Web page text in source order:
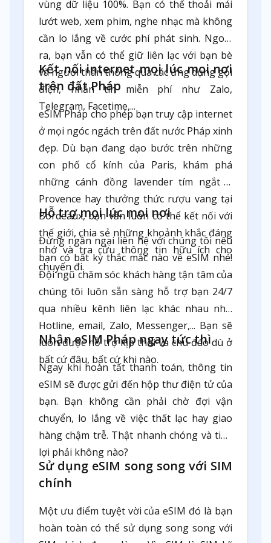
vùng dữ liệu 100%. Bạn có thể thoải mái
lướt web, xem phim, nghe nhạc mà không
cần lo lắng về cước phí phát sinh. Ngoài
ra, bạn vẫn có thể giữ liên lạc với bạn bè
và người thân thông qua các ứng dụng gọi
điện, nhắn tin miễn phí như Zalo,
Telegram, Facetime,...
Kết nối internet mọi lúc mọi nơi
trên đất Pháp
eSIM Pháp cho phép bạn truy cập internet
ở mọi ngóc ngách trên đất nước Pháp xinh
đẹp. Dù bạn đang dạo bước trên những
con phố cổ kính của Paris, khám phá
những cánh đồng lavender tím ngắt ở
Provence hay thưởng thức rượu vang tại
Bordeaux, bạn vẫn luôn có thể kết nối với
thế giới, chia sẻ những khoảnh khắc đáng
nhớ và tra cứu thông tin hữu ích cho
chuyến đi.
Hỗ trợ mọi lúc mọi nơi
Đừng ngần ngại liên hệ với chúng tôi nếu
bạn có bất kỳ thắc mắc nào về eSIM nhé!
Đội ngũ chăm sóc khách hàng tận tâm của
chúng tôi luôn sẵn sàng hỗ trợ bạn 24/7
qua nhiều kênh liên lạc khác nhau như
Hotline, email, Zalo, Messenger,... Bạn sẽ
luôn được hỗ trợ kịp thời và chu đáo dù ở
bất cứ đâu, bất cứ khi nào.
Nhận eSIM Pháp ngay tức thì
Ngay khi hoàn tất thanh toán, thông tin
eSIM sẽ được gửi đến hộp thư điện tử của
bạn. Bạn không cần phải chờ đợi vận
chuyển, lo lắng về việc thất lạc hay giao
hàng chậm trễ. Thật nhanh chóng và tiện
lợi phải không nào?
Sử dụng eSIM song song với SIM
chính
Một ưu điểm tuyệt vời của eSIM đó là bạn
hoàn toàn có thể sử dụng song song với